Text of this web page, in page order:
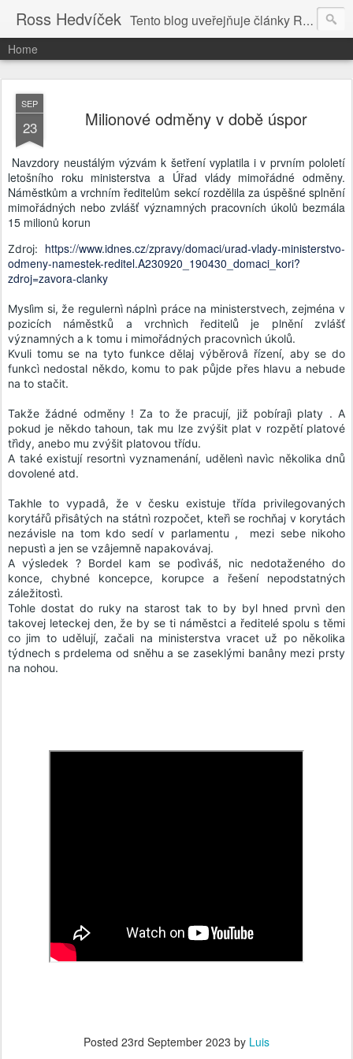
Ross Hedvíček Tento blog uveřejňuje články Ross Hedvíčka v češtině (pokud budu mit naladu) - s editacni pomoci Ludvika Dedika.
Home
SEP
23 Milionové odměny v době úspor
Navzdory neustálým výzvám k šetření vyplatila i v prvním pololetí
letošního roku ministerstva a Úřad vlády mimořádné odměny.
Náměstkům a vrchním ředitelům sekcí rozdělila za úspěšné splnění
mimořádných nebo zvlášť významných pracovních úkolů bezmála
15 milionů korun
Zdroj: https://www.idnes.cz/zpravy/domaci/urad-vlady-ministerstvo-
odmeny-namestek-reditel.A230920_190430_domaci_kori?
zdroj=zavora-clanky
Myslìm si, že regulernì náplnì práce na ministerstvech, zejména v
pozicích náměstků a vrchnìch ředitelů je plnění zvlášť
významných a k tomu i mimořádných pracovnìch úkolů.
Kvuli tomu se na tyto funkce dělaj výběrovâ řízení, aby se do
funkcì nedostal někdo, komu to pak půjde přes hlavu a nebude
na to stačit.
Takže žádné odměny ! Za to že pracují, již pobírajì platy . A
pokud je někdo tahoun, tak mu lze zvýšit plat v rozpětí platové
třìdy, anebo mu zvýšit platovou třídu.
A také existují resortnì vyznamenání, udělenì navìc několika dnů
dovolené atd.
Takhle to vypadâ, že v česku existuje třída privilegovaných
korytářů přisâtých na státnì rozpočet, kteřì se rochňaj v korytách
nezávisle na tom kdo sedí v parlamentu , mezi sebe nikoho
nepustì a jen se vzâjemně napakovávaj.
A výsledek ? Bordel kam se podìváš, nic nedotaženého do
konce, chybné koncepce, korupce a řešení nepodstatných
záležitostì.
Tohle dostat do ruky na starost tak to by byl hned prvnì den
takovej leteckej den, že by se ti náměstci a ředitelé spolu s těmi
co jim to udělují, začali na ministerstva vracet už po několika
týdnech s prdelema od sněhu a se zaseklými banâny mezi prsty
na nohou.
Posted 23rd September 2023 by Luis